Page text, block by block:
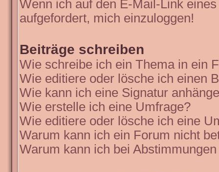
Wenn ich auf den E-Mail-Link
aufgefordert, mich einzuloggen!
Beiträge schreiben
Wie schreibe ich ein Thema in ein
Wie editiere oder lösche ich einen
Wie kann ich eine Signatur
Wie erstelle ich eine Umfrage?
Wie editiere oder lösche ich eine
Warum kann ich ein Forum nicht
Warum kann ich bei